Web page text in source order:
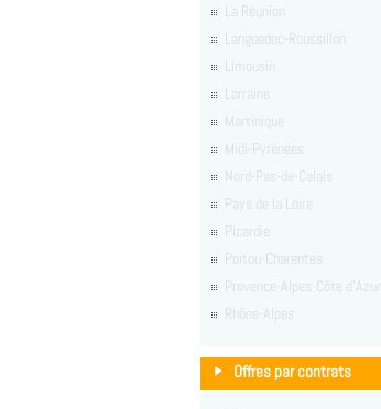
La Réunion
Languedoc-Roussillon
Limousin
Lorraine
Martinique
Midi-Pyrénées
Nord-Pas-de-Calais
Pays de la Loire
Picardie
Poitou-Charentes
Provence-Alpes-Côte d'Azur
Rhône-Alpes
Offres par contrats